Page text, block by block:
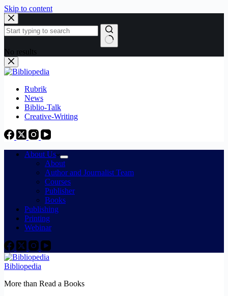
Skip to content
No results
Rubrik
News
Biblio-Talk
Creative-Writing
About Us
About
Author and Journalist Team
Courses
Publisher
Books
Publishing
Printing
Webinar
Bibliopedia
More than Read a Books